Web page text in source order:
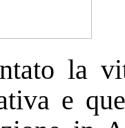
la
e